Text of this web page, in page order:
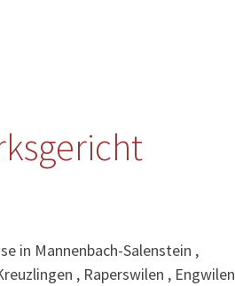
in Mannenbach-Salenstein ,
, Raperswilen , Engwilen